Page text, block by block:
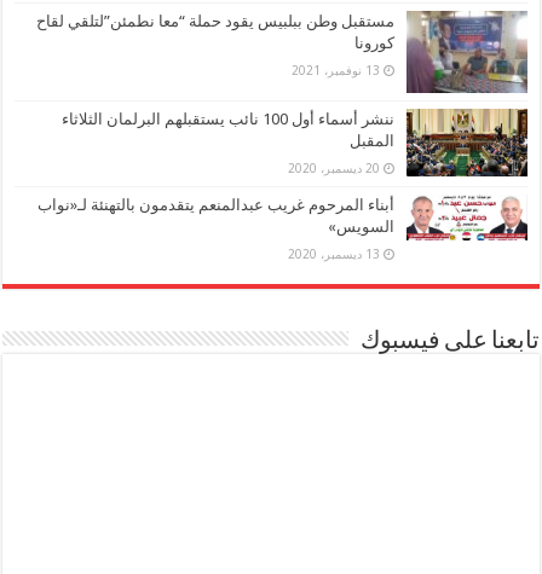
مستقبل وطن ببلبيس يقود حملة “معا نطمئن”لتلقي لقاح
كورونا
13 نوفمبر، 2021
ننشر أسماء أول 100 نائب يستقبلهم البرلمان الثلاثاء
المقبل
20 ديسمبر، 2020
أبناء المرحوم غريب عبدالمنعم يتقدمون بالتهنئة لـ«نواب
السويس»
13 ديسمبر، 2020
تابعنا على فيسبوك